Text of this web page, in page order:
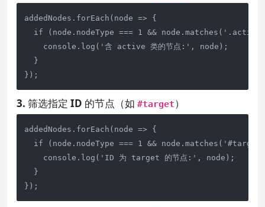
addedNodes.forEach(node => {
if (node.nodeType === 1 &&
    console.log('含 active 类的节点:', node);
  }
});
3. 筛选指定 ID 的节点（如 #target）
addedNodes.forEach(node => {
if (node.nodeType === 1 &&
    console.log('ID 为 target 的节点:', node);
  }
});